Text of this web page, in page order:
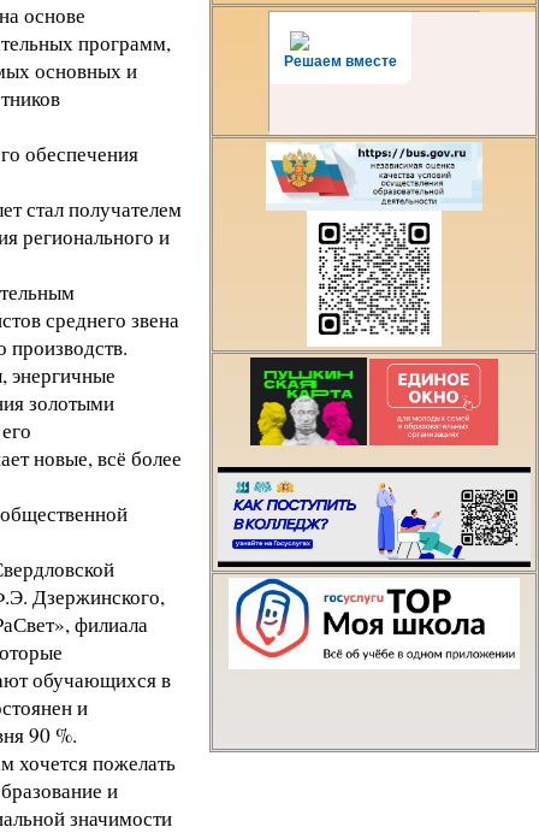
основе
программ,
основных и
обеспечения
стал получателем
регионального и
среднего звена
энергичные
золотыми
новые, всё более
Дзержинского,
филиала
обучающихся в
и
90 %.
хочется пожелать
и
значимости
Решаем вместе
Есть
организации
процесса или
как сделать
лучше?
Написать о